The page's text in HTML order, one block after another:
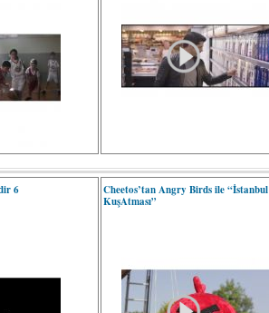
6
Cheetos’tan Angry Birds ile “İstanbul
KuşAtması”